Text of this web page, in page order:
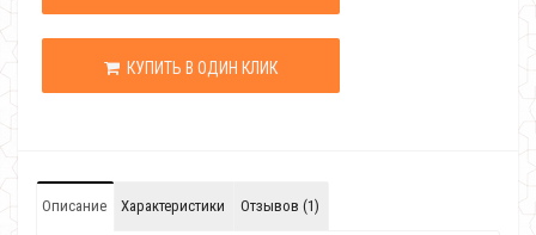
КУПИТЬ В ОДИН КЛИК
Описание Характеристики Отзывов (1)